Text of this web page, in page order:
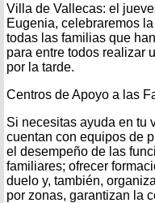
Villa de Vallecas: el
Eugenia, celebraremos
todas las familias que
para entre todos realizar
por la tarde.
Centros de Apoyo a las
Si necesitas ayuda en tu
cuentan con equipos de
el desempeño de las
familiares; ofrecer
duelo y, también,
por zonas, garantizan la